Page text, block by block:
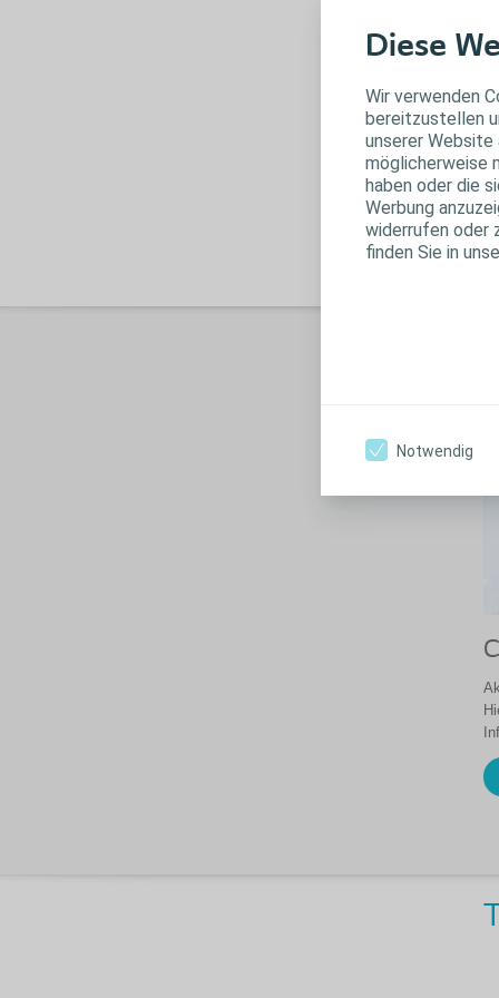
Diese
Wir verwenden
bereitzustellen
unserer Website
möglicherweise
haben oder die
Werbung
widerrufen oder
finden Sie in
Notwendig